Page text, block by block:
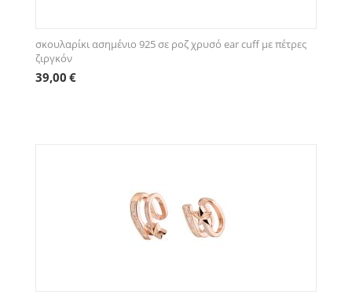
σκουλαρίκι ασημένιο 925 σε ροζ χρυσό ear cuff με πέτρες
ζιργκόν
39,00 €